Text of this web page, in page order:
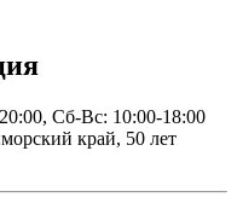
Сб-Вс: 10:00-18:00
край, 50 лет